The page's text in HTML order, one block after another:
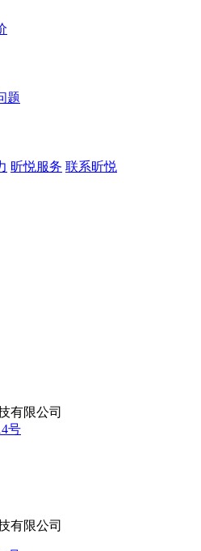
题
昕悦服务 联系昕悦
有限公司
号
有限公司